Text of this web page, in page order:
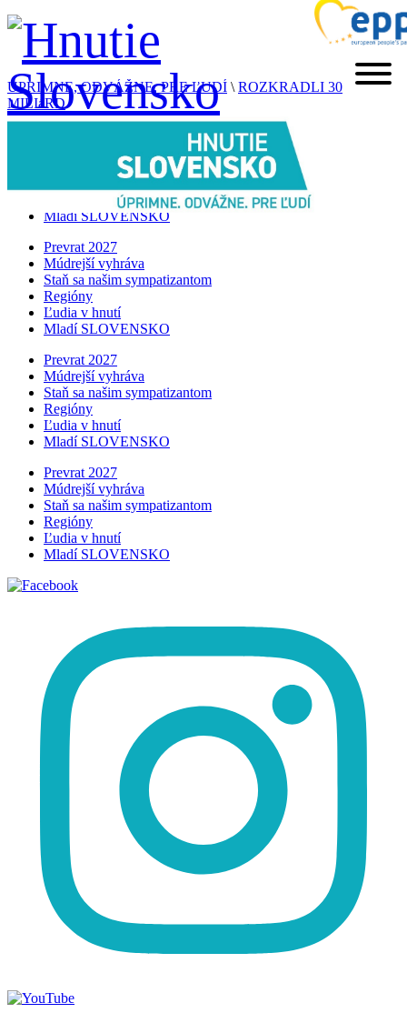
ÚPRIMNE, ODVÁŽNE, PRE ĽUDÍ \ ROZKRADLI 30
MILIáRD
Staň sa našim sympatizantom
Ľudia v hnutí
Mladí SLOVENSKO
Prevrat 2027
Múdrejší vyhráva
Staň sa našim sympatizantom
Regióny
Ľudia v hnutí
Mladí SLOVENSKO
Prevrat 2027
Múdrejší vyhráva
Staň sa našim sympatizantom
Regióny
Ľudia v hnutí
Mladí SLOVENSKO
Prevrat 2027
Múdrejší vyhráva
Staň sa našim sympatizantom
Regióny
Ľudia v hnutí
Mladí SLOVENSKO